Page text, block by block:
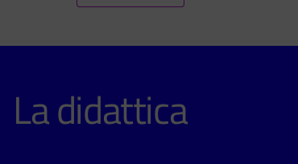
La didattica